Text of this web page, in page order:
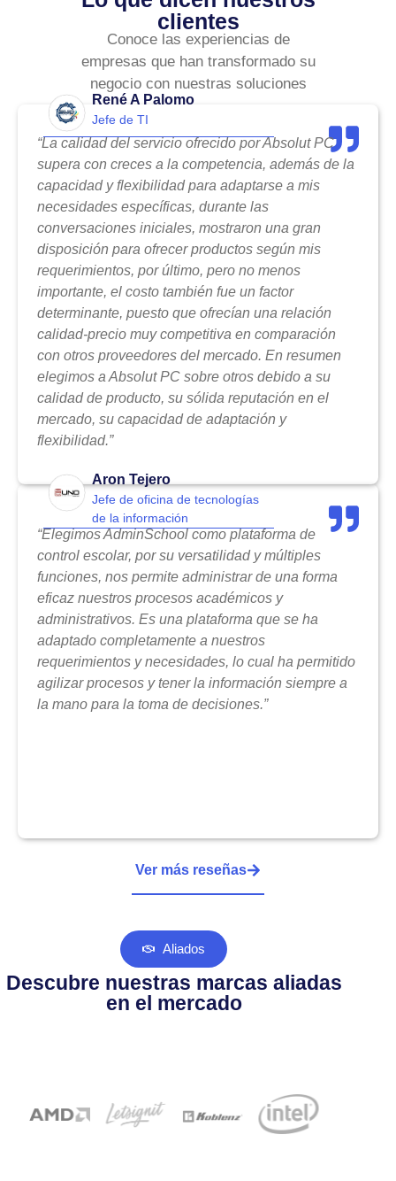
clientes
Conoce las experiencias de
empresas que han transformado su
negocio con nuestras soluciones
René A Palomo
Jefe de TI
“La calidad del servicio ofrecido por Absolut PC
supera con creces a la competencia, además de la
capacidad y flexibilidad para adaptarse a mis
necesidades específicas, durante las
conversaciones iniciales, mostraron una gran
disposición para ofrecer productos según mis
requerimientos, por último, pero no menos
importante, el costo también fue un factor
determinante, puesto que ofrecían una relación
calidad-precio muy competitiva en comparación
con otros proveedores del mercado. En resumen
elegimos a Absolut PC sobre otros debido a su
calidad de producto, su sólida reputación en el
mercado, su capacidad de adaptación y
flexibilidad.”
Aron Tejero
Jefe de oficina de tecnologías
de la información
“Elegimos AdminSchool como plataforma de
control escolar, por su versatilidad y múltiples
funciones, nos permite administrar de una forma
eficaz nuestros procesos académicos y
administrativos. Es una plataforma que se ha
adaptado completamente a nuestros
requerimientos y necesidades, lo cual ha permitido
agilizar procesos y tener la información siempre a
la mano para la toma de decisiones.”
Ver más reseñas
Aliados
Descubre nuestras marcas aliadas
en el mercado